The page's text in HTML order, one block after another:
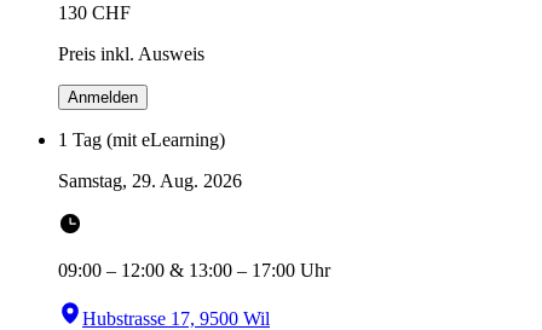
130 CHF
Preis inkl. Ausweis
Anmelden
1 Tag (mit eLearning)
Samstag, 29. Aug. 2026
09:00 – 12:00 & 13:00 – 17:00 Uhr
Hubstrasse 17, 9500 Wil